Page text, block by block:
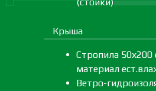
(стойки)
Крыша
Стропила 50х200
материал
Ветро-